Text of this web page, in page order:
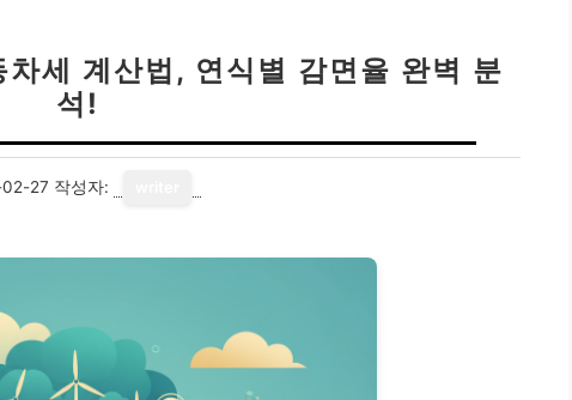
세 계산법, 연식별 감면율 완벽 분
석!
27 작성자: